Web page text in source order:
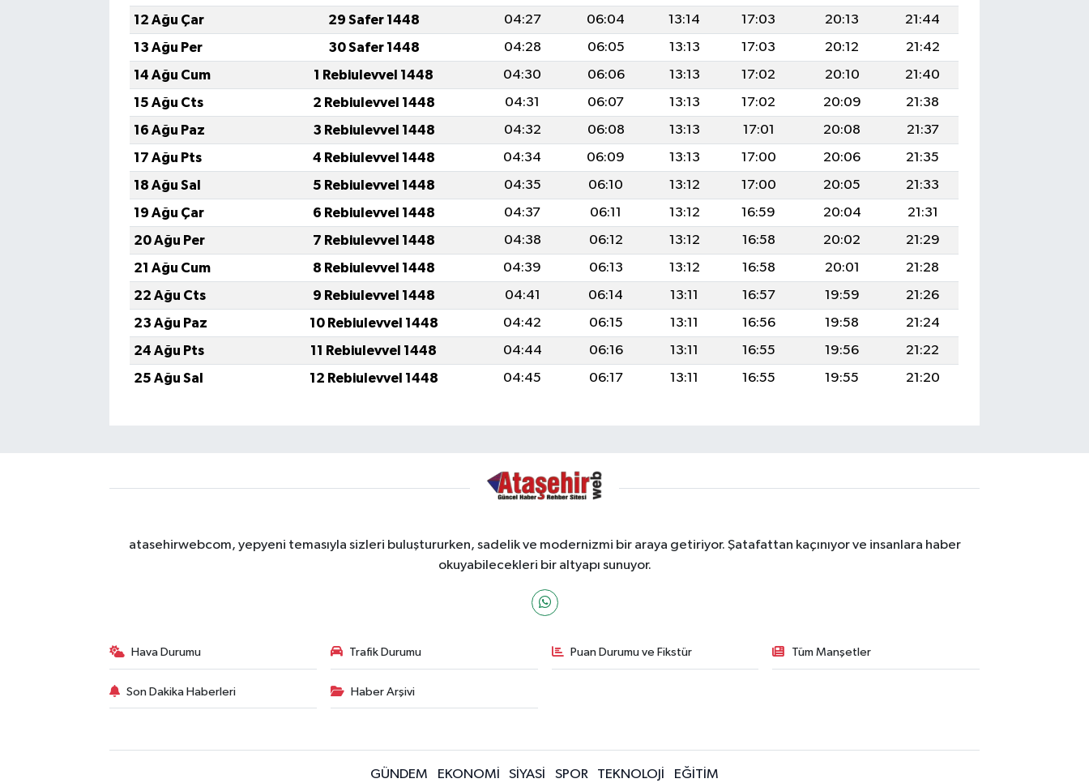
12 Ağu Çar
29 Safer 1448 04:27 06:04 13:14 17:03 20:13
21:44
13 Ağu Per
30 Safer 1448 04:28 06:05 13:13 17:03 20:12
21:42
14 Ağu Cum
1 Rebiulevvel 1448 04:30 06:06 13:13 17:02 20:10
21:40
15 Ağu Cts
2 Rebiulevvel 1448 04:31 06:07 13:13 17:02 20:09
21:38
16 Ağu Paz
3 Rebiulevvel 1448 04:32 06:08 13:13 17:01 20:08
21:37
17 Ağu Pts
4 Rebiulevvel 1448 04:34 06:09 13:13 17:00 20:06
21:35
18 Ağu Sal
5 Rebiulevvel 1448 04:35 06:10 13:12 17:00 20:05
21:33
19 Ağu Çar
6 Rebiulevvel 1448 04:37 06:11 13:12 16:59 20:04
21:31
20 Ağu Per
7 Rebiulevvel 1448 04:38 06:12 13:12 16:58 20:02
21:29
21 Ağu Cum
8 Rebiulevvel 1448 04:39 06:13 13:12 16:58 20:01
21:28
22 Ağu Cts
9 Rebiulevvel 1448 04:41 06:14 13:11 16:57 19:59
21:26
23 Ağu Paz
10 Rebiulevvel 1448 04:42 06:15 13:11 16:56 19:58
21:24
24 Ağu Pts
11 Rebiulevvel 1448 04:44 06:16 13:11 16:55 19:56
21:22
25 Ağu Sal
12 Rebiulevvel 1448 04:45 06:17 13:11 16:55 19:55 21:20
atasehirwebcom, yepyeni temasıyla sizleri buluştururken, sadelik ve modernizmi bir araya getiriyor. Şatafattan kaçınıyor ve insanlara haber
okuyabilecekleri bir altyapı sunuyor.
Hava Durumu Trafik Durumu Puan Durumu ve Fikstür Tüm Manşetler
Son Dakika Haberleri Haber Arşivi
GÜNDEM EKONOMİ SİYASİ SPOR TEKNOLOJİ EĞİTİM